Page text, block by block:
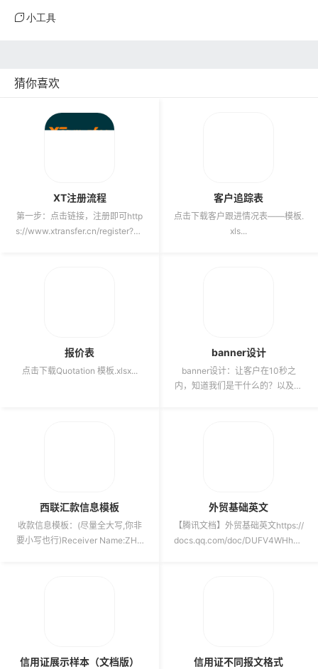
小工具
猜你喜欢
XT注册流程
第一步：点击链接，注册即可http
s://www.xtransfer.cn/register?bu
客户追踪表
点击下载客户跟进情况表——模板.
xls...
报价表
点击下载Quotation 模板.xlsx...
banner设计
banner设计：让客户在10秒之
内，知道我们是干什么的？以及优
西联汇款信息模板
收款信息模板：(尽量全大写,你非
要小写也行)Receiver Name:ZHA
外贸基础英文
【腾讯文档】外贸基础英文https://
docs.qq.com/doc/DUFV4WHh0d
信用证展示样本（文档版） 信用证不同报文格式